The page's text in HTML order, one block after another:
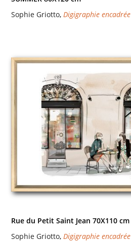
Sophie Griotto, Digigraphie encadrée
Rue du Petit Saint Jean 70X110 cm
Sophie Griotto, Digigraphie encadrée